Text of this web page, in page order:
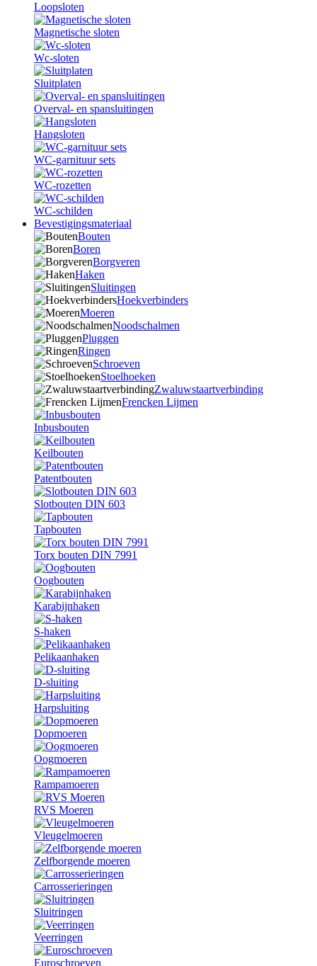
Loopsloten
Magnetische sloten
Wc-sloten
Sluitplaten
Overval- en spansluitingen
Hangsloten
WC-garnituur sets
WC-rozetten
WC-schilden
Bevestigingsmateriaal
Bouten
Boren
Borgveren
Haken
Sluitingen
Hoekverbinders
Moeren
Noodschalmen
Pluggen
Ringen
Schroeven
Stoelhoeken
Zwaluwstaartverbinding
Frencken Lijmen
Inbusbouten
Keilbouten
Patentbouten
Slotbouten DIN 603
Tapbouten
Torx bouten DIN 7991
Oogbouten
Karabijnhaken
S-haken
Pelikaanhaken
D-sluiting
Harpsluiting
Dopmoeren
Oogmoeren
Rampamoeren
RVS Moeren
Vleugelmoeren
Zelfborgende moeren
Carrosserieringen
Sluitringen
Veerringen
Euroschroeven